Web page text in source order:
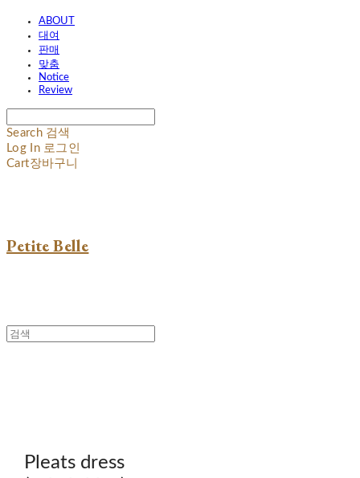
ABOUT
대여
판매
맞춤
Notice
Review
Search 검색
Log In 로그인
Cart장바구니
Petite Belle
Pleats dress